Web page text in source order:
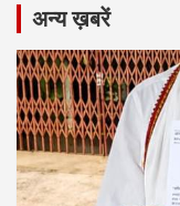
अन्य ख़बरें